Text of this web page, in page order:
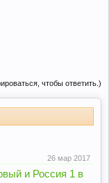
чтобы ответить.)
26 мар 2017
и Россия 1 в